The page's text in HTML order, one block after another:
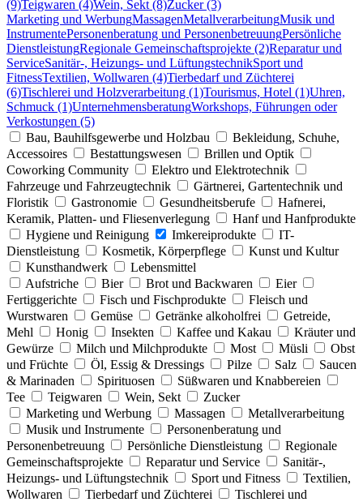
(9)Teigwaren (4)Wein, Sekt (8)Zucker (3)
Marketing und WerbungMassagenMetallverarbeitungMusik und
InstrumentePersonenberatung und PersonenbetreuungPersönliche
DienstleistungRegionale Gemeinschaftsprojekte (2)Reparatur und
ServiceSanitär-, Heizungs- und LüftungstechnikSport und
FitnessTextilien, Wollwaren (4)Tierbedarf und Züchterei
(6)Tischlerei und Holzverarbeitung (1)Tourismus, Hotel (1)Uhren,
Schmuck (1)UnternehmensberatungWorkshops, Führungen oder
Verkostungen (5)
Bau, Bauhilfsgewerbe und Holzbau
Bekleidung, Schuhe,
Accessoires
Bestattungswesen
Brillen und Optik
Coworking Community
Elektro und Elektrotechnik
Fahrzeuge und Fahrzeugtechnik
Gärtnerei, Gartentechnik und
Floristik
Gastronomie Gesundheitsberufe
Hafnerei,
Keramik, Platten- und Fliesenverlegung
Hanf und Hanfprodukte
Hygiene und Reinigung
Imkereiprodukte
IT-
Dienstleistung
Kosmetik, Körperpflege
Kunst und Kultur
Kunsthandwerk
Lebensmittel
Aufstriche
Bier Brot und Backwaren
Eier
Fertiggerichte
Fisch und Fischprodukte
Fleisch und
Wurstwaren
Gemüse Getränke alkoholfrei
Getreide,
Mehl
Honig Insekten Kaffee und Kakau
Kräuter und
Gewürze
Milch und Milchprodukte Most Müsli
Obst
und Früchte
Öl, Essig & Dressings Pilze Salz
Saucen
& Marinaden
Spirituosen
Süßwaren und Knabbereien
Tee
Teigwaren Wein, Sekt
Zucker
Marketing und Werbung
Massagen
Metallverarbeitung
Musik und Instrumente
Personenberatung und
Personenbetreuung
Persönliche Dienstleistung
Regionale
Gemeinschaftsprojekte
Reparatur und Service
Sanitär-,
Heizungs- und Lüftungstechnik
Sport und Fitness
Textilien,
Wollwaren
Tierbedarf und Züchterei
Tischlerei und